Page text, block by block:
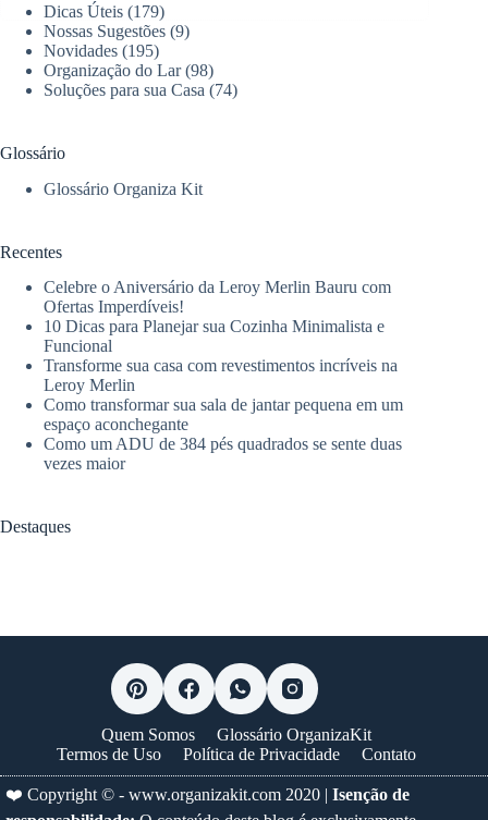
ralo
oculto
transforma
o
design
Dicas Úteis (179)
Nossas Sugestões (9)
Novidades (195)
Organização do Lar(98)
Soluções para sua Casa (74)
Glossário
Glossário Organiza Kit
Recentes
Celebre o Aniversário da Leroy Merlin Bauru com
Ofertas Imperdíveis!
10 Dicas para Planejar sua Cozinha Minimalista e
Funcional
Transforme sua casa com revestimentos incríveis na
Leroy Merlin
Como transformar sua sala de jantar pequena em um
espaço aconchegante
Como um ADU de 384 pés quadrados se sente duas
vezes maior
Destaques
Quem Somos
Glossário OrganizaKit
Termos de Uso
Política de Privacidade Contato
❤️ Copyright © - www.organizakit.com 2020 | Isenção de